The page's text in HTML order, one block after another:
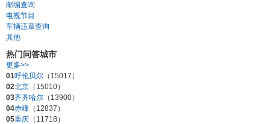
邮编查询
电视节目
车辆违章查询
其他
热门问答城市
更多>>
01呼伦贝尔 （15017）
02北京 （15010）
03齐齐哈尔 （13900）
04赤峰 （12837）
05重庆 （11718）